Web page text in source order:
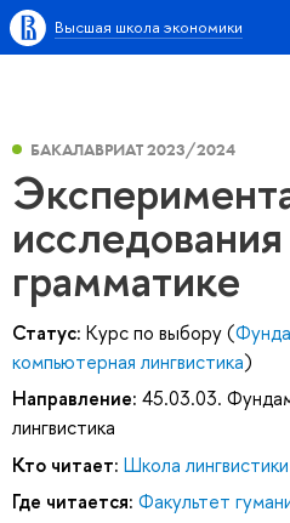
Высшая школа экономики
БАКАЛАВРИАТ 2023/2024
грамматике
Статус: Курс по выбору (
компьютерная лингвистика)
Направление: 45.03.03.
лингвистика
Кто читает: Школа лингвистики
Где читается: Факультет